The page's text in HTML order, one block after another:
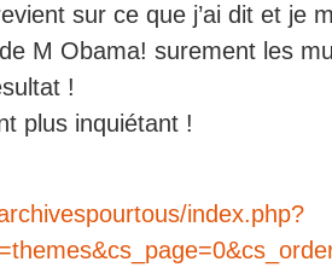
sur ce que j’ai dit et je
M Obama! surement les
!
plus inquiétant !
index.php?